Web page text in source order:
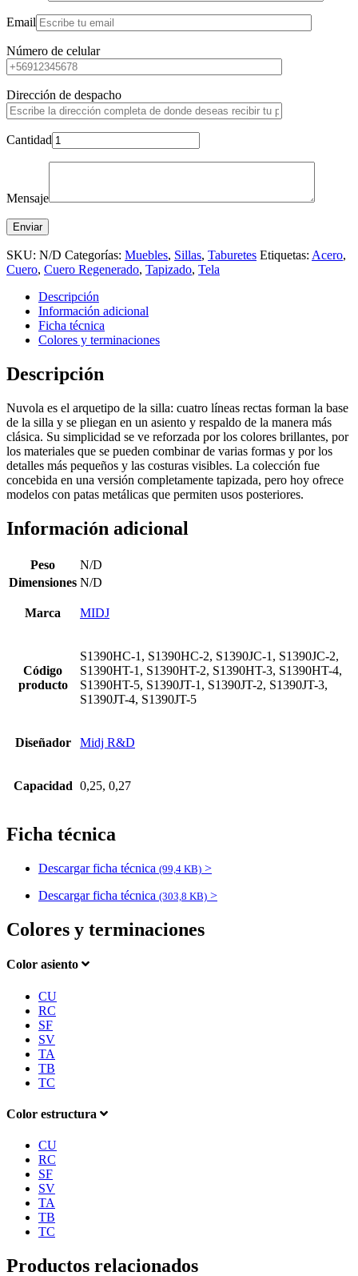
Email
Número de celular
Dirección de despacho
Cantidad
Mensaje
SKU: N/D Categorías: Muebles, Sillas, Taburetes Etiquetas: Acero,
Cuero, Cuero Regenerado, Tapizado, Tela
Descripción
Información adicional
Ficha técnica
Colores y terminaciones
Descripción
Nuvola es el arquetipo de la silla: cuatro líneas rectas forman la base
de la silla y se pliegan en un asiento y respaldo de la manera más
clásica. Su simplicidad se ve reforzada por los colores brillantes, por
los materiales que se pueden combinar de varias formas y por los
detalles más pequeños y las costuras visibles. La colección fue
concebida en una versión completamente tapizada, pero hoy ofrece
modelos con patas metálicas que permiten usos posteriores.
Información adicional
Peso
N/D
Dimensiones N/D
Marca MIDJ
Código
producto
S1390HC-1, S1390HC-2, S1390JC-1, S1390JC-2,
S1390HT-1, S1390HT-2, S1390HT-3, S1390HT-4,
S1390HT-5, S1390JT-1, S1390JT-2, S1390JT-3,
S1390JT-4, S1390JT-5
Diseñador Midj R&D
Capacidad 0,25, 0,27
Ficha técnica
Descargar ficha técnica (99,4 KB) >
Descargar ficha técnica (303,8 KB) >
Colores y terminaciones
Color asiento
CU
RC
SF
SV
TA
TB
TC
Color estructura
CU
RC
SF
SV
TA
TB
TC
Productos relacionados